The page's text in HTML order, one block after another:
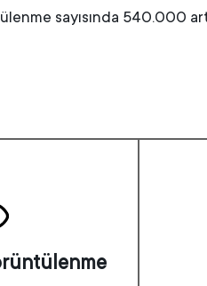
sayısında 540.000